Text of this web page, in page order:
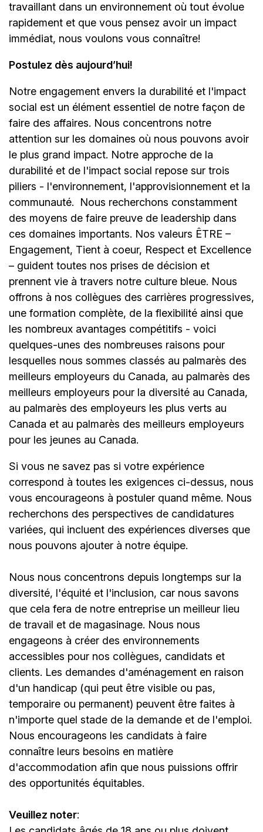
travaillant dans un environnement où tout évolue
rapidement et que vous pensez avoir un impact
immédiat, nous voulons vous connaître!
Postulez dès aujourd’hui!
Notre engagement envers la durabilité et l'impact
social est un élément essentiel de notre façon de
faire des affaires. Nous concentrons notre
attention sur les domaines où nous pouvons avoir
le plus grand impact. Notre approche de la
durabilité et de l'impact social repose sur trois
piliers - l'environnement, l'approvisionnement et la
communauté.
Nous recherchons constamment
des moyens de faire preuve de leadership dans
ces domaines importants. Nos valeurs ÊTRE –
Engagement, Tient à coeur, Respect et Excellence
– guident toutes nos prises de décision et
prennent vie à travers notre culture bleue. Nous
offrons à nos collègues des carrières progressives,
une formation complète, de la flexibilité ainsi que
les nombreux avantages compétitifs - voici
quelques-unes des nombreuses raisons pour
lesquelles nous sommes classés au palmarès des
meilleurs employeurs du Canada, au palmarès des
meilleurs employeurs pour la diversité au Canada,
au palmarès des employeurs les plus verts au
Canada et au palmarès des meilleurs employeurs
pour les jeunes au Canada.
Si vous ne savez pas si votre expérience
correspond à toutes les exigences ci-dessus, nous
vous encourageons à postuler quand même. Nous
recherchons des perspectives de candidatures
variées, qui incluent des expériences diverses que
nous pouvons ajouter à notre équipe.
Nous nous concentrons depuis longtemps sur la
diversité, l'équité et l'inclusion, car nous savons
que cela fera de notre entreprise un meilleur lieu
de travail et de magasinage. Nous nous
engageons à créer des environnements
accessibles pour nos collègues, candidats et
clients. Les demandes d'aménagement en raison
d'un handicap (qui peut être visible ou pas,
temporaire ou permanent) peuvent être faites à
n'importe quel stade de la demande et de l'emploi.
Nous encourageons les candidats à faire
connaître leurs besoins en matière
d'accommodation afin que nous puissions offrir
des opportunités équitables.
Veuillez noter: